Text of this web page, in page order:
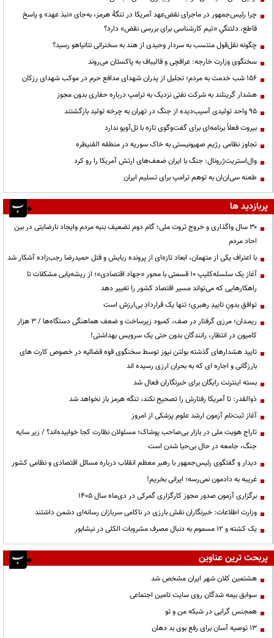
چرا رئیس‌جمهور در ماجرای نقض‌عهد آمریکا در تنگهٔ هرمز، به‌جای «نبذ عهد» و پاسخ
قاطع، دلتنگیِ «تیم کارشناسی برای بررسی نقض» دارد؟
چگونه نقل‌قول منتسب به سردار وحیدی از هند به سخنرانی نتانیاهو رسید؟
سخنگوی وزارت خارجه: عراقچی و قالیباف به پاکستان می‌روند
۱۵۶ شب خدمت به مردم؛ تجلیل از پدران شهدای مدافع حرم در موکب شهدای رزکان
هشدار گرینلند به شرکت نفتی نزدیک به ترامپ درباره حفاری بدون مجوز
95 واحد تولیدی آسیب‌دیده از جنگ در تهران به چرخه تولید بازگشتند
بیروت فعلاً برنامه‌ای برای گفت‌وگوی تازه با تل‌آویو ندارد
تجاوز نظامی رژیم صهیونیستی به خاک سوریه در منطقه القنیطره
وال‌استریت‌ژرونال: جنگ با ایران ضعف‌های ارتش آمریکا را رو کرد
طعنه سی‌ان‌ان به توهم ترامپ برای تسلیم ایران
پربازدید ها
۳۰ سال واگذاری و خروج ثروت ملی؛ گام دوم تضعیف بنیه مردم وایجاد نارضایتی در بین
احاد مردم
با اعتراف یکی از متهمان، ابعاد تازه‌ای از پرونده ربایش و قتل حمیدرضا رجب‌زاده آشکار شد
آغاز یک سلسله‌کلیپ ۱۰ قسمتی با محور «جهاد اقتصادی»؛ از ریشه‌یابی مشکلات تا
راهکارهایی که می‌تواند مسیر اقتصاد کشور را تغییر دهد
توافقِ بدونِ تاییدِ رهبری؛ تنها یک قراردادِ بی‌ارزش است
ریمـدان؛ مرزی گرفتار در صف، کمبود زیرساخت و ضعف هماهنگی دستگاه‌ها / ۳ هزار
کامیون در انتظار، رانندگان بدون حتی یک سرویس بهداشتی!
تایید هشدارهای گذشته بولتن نیوز توسط سخنگوی قوه قضائیه در خصوص کارت های
بارزگانی و اجاره ای که به بحران ارزی رسیده اند
بسته اینترنت رایگان برای خبرنگاران فعال شد
ذوالقدر: تا آمریکا رفتارش را تصحیح نکند، تنگه هرمز باز نخواهد شد
آغاز ثبت‌نام آزمون ارشد علوم پزشکی از امروز
تاراج هویت ملی در بازار بی‌صاحب پوشاک؛ مسئولان نظارت کجا خوابیده‌اند؟ / زیر سایه
جنگ، جامعه در حال بی‌حیا شدن است
دیدار و گفتگوی رئیس‌جمهور با رهبر معظم انقلاب درباره مسائل اقتصادی و نظامی کشور
غریبه به دادمون نمی‌رسه؛ ایرانی بخریم!
برگزاری آزمون صدور مجوز کارگزاری گمرکی در دی‌ماه سال ۱۴۰۵
وزارت اطلاعات: خبرنگاران نقش بارزی در ناکامی سربازان رسانه‌ای دشمن داشتند
یک کشته و ۱۲ مسموم به دنبال مصرف مشروبات الکلی در نیشابور
پربحث ترین عناوین
هشتمین کلان شهر ایران مشخص شد
سوابق بیمه شدگان روی سایت تامین اجتماعی
همجنس گرایی در شبکه من و تو
13 توصیه آسان برای رفع بوی بد دهان